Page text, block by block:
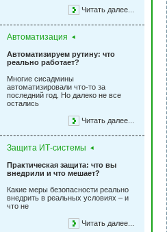
Читать далее...
Автоматизация
Автоматизируем рутину: что
реально работает?
Многие сисадмины
автоматизировали что-то за
последний год. Но далеко не все
остались
Читать далее...
Защита ИТ-системы
Практическая защита: что вы
внедрили и что мешает?
Какие меры безопасности реально
внедрить в реальных условиях – и
что не
Читать далее...